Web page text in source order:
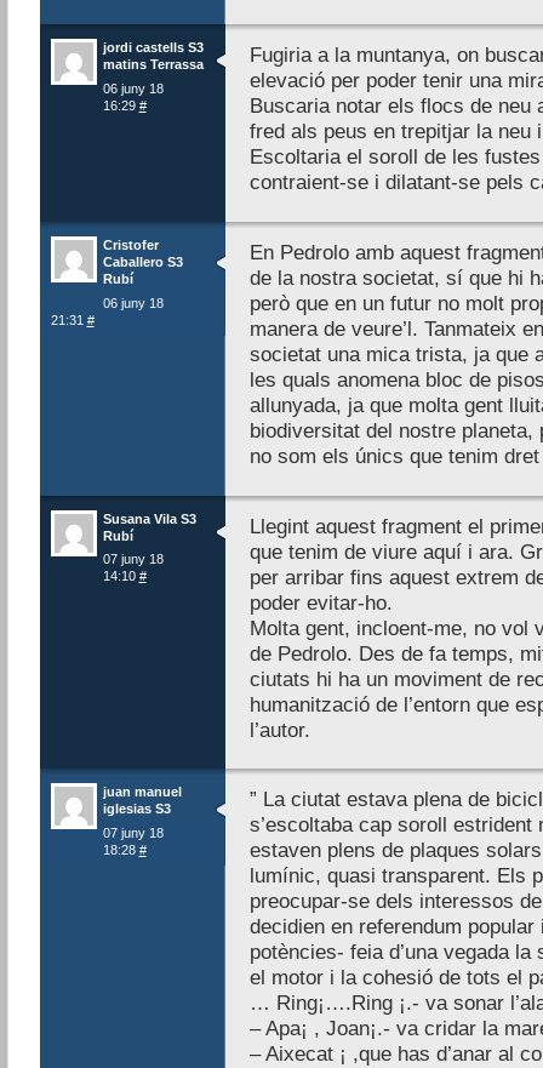
jordi castells S3
matins Terrassa
06 juny 18
16:29 #
Fugiria a la muntanya, on
elevació per poder tenir una
Buscaria notar els flocs de
fred als peus en trepitjar la neu
Escoltaria el soroll de les
contraient-se i dilatant-se pels
Cristofer
Caballero S3
Rubí
06 juny 18
21:31 #
En Pedrolo amb aquest
de la nostra societat, sí que hi
però que en un futur no molt
manera de veure’l. Tanmateix
societat una mica trista, ja que
les quals anomena bloc de
allunyada, ja que molta gent
biodiversitat del nostre
no som els únics que tenim
Susana Vila S3
Rubí
07 juny 18
14:10 #
Llegint aquest fragment el
que tenim de viure aquí i ara.
per arribar fins aquest extrem
poder evitar-ho.
Molta gent, incloent-me, no vol
de Pedrolo. Des de fa temps,
ciutats hi ha un moviment de
humanització de l’entorn que
l’autor.
juan manuel
iglesias S3
07 juny 18
18:28 #
” La ciutat estava plena de
s’escoltaba cap soroll
estaven plens de plaques
lumínic, quasi transparent. Els
preocupar-se dels interessos
decidien en referendum
potències- feia d’una vegada
el motor i la cohesió de tots el
… Ring¡….Ring ¡.- va sonar
– Apa¡ , Joan¡.- va cridar la
– Aixecat ¡ ,que has d’anar al